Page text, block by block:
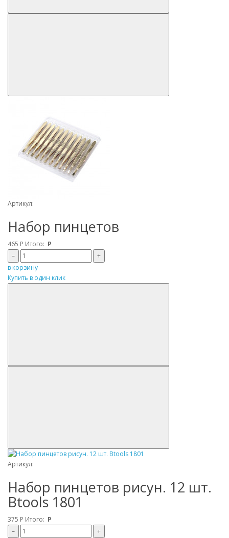
Артикул:
Набор пинцетов
465 Р Итого: Р
–
+
в корзину
Купить в один клик
Артикул:
Набор пинцетов рисун. 12 шт.
Btools 1801
375 Р Итого: Р
–
+